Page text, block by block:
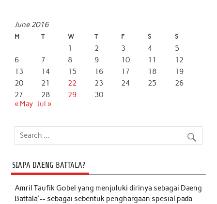
June 2016
M T W T F S S
1 2 3 4
5
6
7 8 9 10 11
12
13
14 15 16 17 18
19
20
21 22 23 24 25
26
27
28 29
30
« May Jul »
SIAPA DAENG BATTALA?
Amril Taufik Gobelyang menjuluki dirinya sebagai Daeng
Battala'-- sebagai sebentuk penghargaan spesial pada